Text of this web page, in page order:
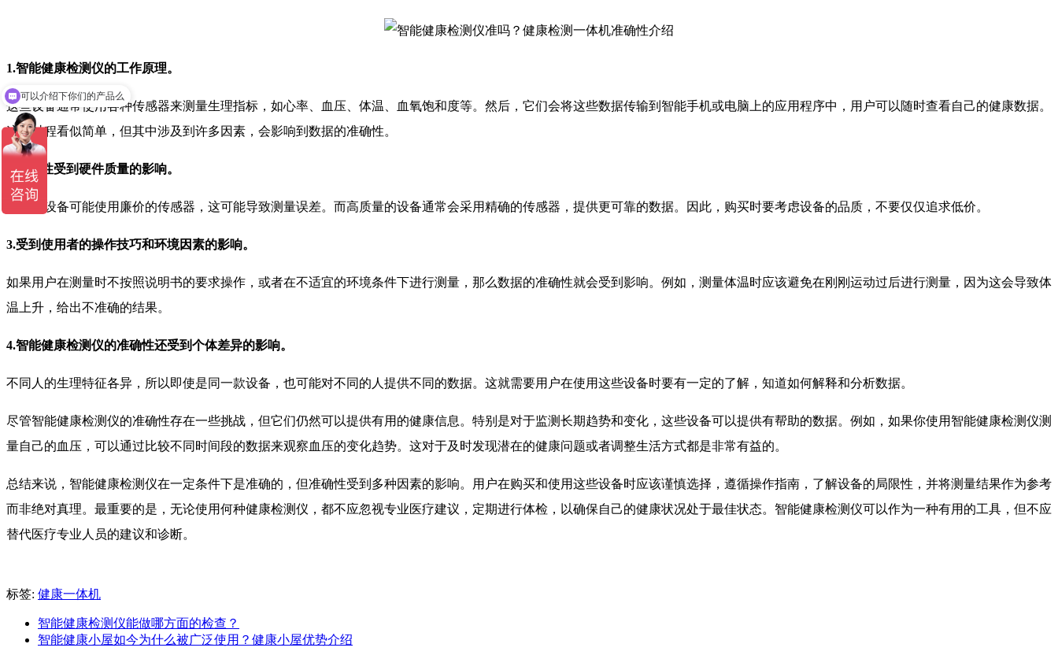
1.智能健康检测仪的工作原理。
这些设备通常使用各种传感器来测量生理指标，如心率、血压、体温、血氧饱和度等。然后，它们会将这些数据传输到智能手机或电脑上的应用程序中，用户可以随时查看自己的健康数据。
这一过程看似简单，但其中涉及到许多因素，会影响到数据的准确性。
2.准确性受到硬件质量的影响。
便宜的设备可能使用廉价的传感器，这可能导致测量误差。而高质量的设备通常会采用精确的传感器，提供更可靠的数据。因此，购买时要考虑设备的品质，不要仅仅追求低价。
3.受到使用者的操作技巧和环境因素的影响。
如果用户在测量时不按照说明书的要求操作，或者在不适宜的环境条件下进行测量，那么数据的准确性就会受到影响。例如，测量体温时应该避免在刚刚运动过后进行测量，因为这会导致体
温上升，给出不准确的结果。
4.智能健康检测仪的准确性还受到个体差异的影响。
不同人的生理特征各异，所以即使是同一款设备，也可能对不同的人提供不同的数据。这就需要用户在使用这些设备时要有一定的了解，知道如何解释和分析数据。
尽管智能健康检测仪的准确性存在一些挑战，但它们仍然可以提供有用的健康信息。特别是对于监测长期趋势和变化，这些设备可以提供有帮助的数据。例如，如果你使用智能健康检测仪测
量自己的血压，可以通过比较不同时间段的数据来观察血压的变化趋势。这对于及时发现潜在的健康问题或者调整生活方式都是非常有益的。
总结来说，智能健康检测仪在一定条件下是准确的，但准确性受到多种因素的影响。用户在购买和使用这些设备时应该谨慎选择，遵循操作指南，了解设备的局限性，并将测量结果作为参考
而非绝对真理。最重要的是，无论使用何种健康检测仪，都不应忽视专业医疗建议，定期进行体检，以确保自己的健康状况处于最佳状态。智能健康检测仪可以作为一种有用的工具，但不应
替代医疗专业人员的建议和诊断。
标签: 健康一体机
智能健康检测仪能做哪方面的检查？
智能健康小屋如今为什么被广泛使用？健康小屋优势介绍
可以介绍下你们的产品么